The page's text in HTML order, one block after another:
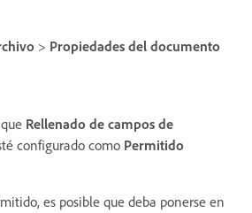
> Propiedades del documento
Rellenado de campos de
configurado como Permitido
es posible que deba ponerse en